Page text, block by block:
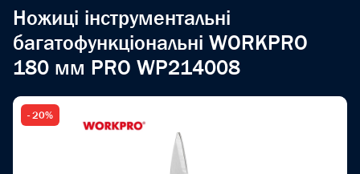
Ножиці інструментальні
багатофункціональні WORKPRO
180 мм PRO WP214008
- 20%